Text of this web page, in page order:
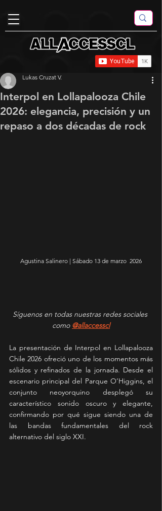
Interpol en Lollapalooza Chile
2026: elegancia, precisión y un
repaso a dos décadas de rock
Lukas Cruzat V.
Agustina Salinero | Sábado 13 de marzo  2026
Síguenos en todas nuestras redes sociales
como @allaccesscl
La presentación de Interpol en Lollapalooza
Chile 2026 ofreció uno de los momentos más
sólidos y refinados de la jornada. Desde el
escenario principal del Parque O’Higgins, el
conjunto neoyorquino desplegó su
característico sonido oscuro y elegante,
confirmando por qué sigue siendo una de
las bandas fundamentales del rock
alternativo del siglo XXI.